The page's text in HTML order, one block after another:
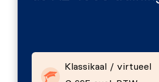
Bepalen hoeveel
Een hulpprogramma
Klassikaal / virtueel